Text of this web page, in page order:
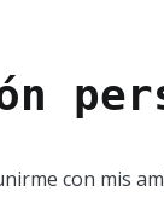
con mis